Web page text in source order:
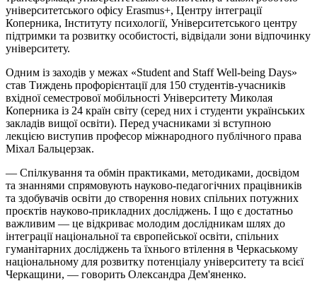
університетського офісу Erasmus+, Центру інтеграції
Коперника, Інституту психології, Університетського центру
підтримки та розвитку особистості, відвідали зони відпочинку
університету.
Одним із заходів у межах «Student and Staff Well-being Days»
став Тиждень профорієнтації для 150 студентів-учасників
вхідної семестрової мобільності Університету Миколая
Коперника із 24 країн світу (серед них і студенти українських
закладів вищої освіти). Перед учасниками зі вступною
лекцією виступив професор міжнародного публічного права
Міхал Бальцерзак.
— Спілкування та обмін практиками, методиками, досвідом
та знаннями спрямовують науково-педагогічних працівників
та здобувачів освіти до створення нових спільних потужних
проєктів науково-прикладних досліджень. І що є достатньо
важливим — це відкриває молодим дослідникам шлях до
інтеграції національної та європейської освіти, спільних
гуманітарних досліджень та їхнього втілення в Черкаському
національному для розвитку потенціалу університету та всієї
Черкащини, — говорить Олександра Дем'яненко.